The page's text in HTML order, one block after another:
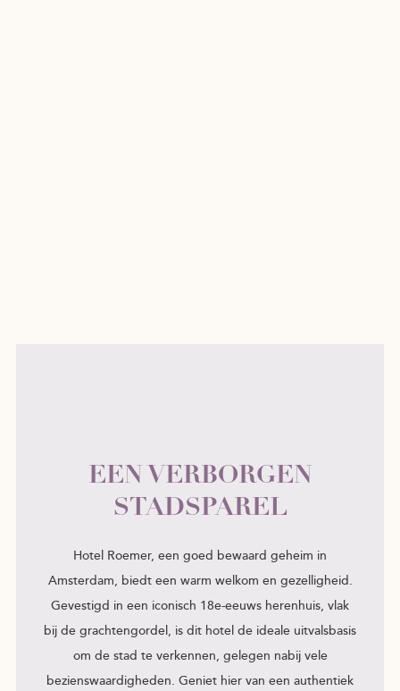
EEN VERBORGEN
STADSPAREL
Hotel Roemer, een goed bewaard geheim in
Amsterdam, biedt een warm welkom en gezelligheid.
Gevestigd in een iconisch 18e-eeuws herenhuis, vlak
bij de grachtengordel, is dit hotel de ideale uitvalsbasis
om de stad te verkennen, gelegen nabij vele
bezienswaardigheden. Geniet hier van een authentiek